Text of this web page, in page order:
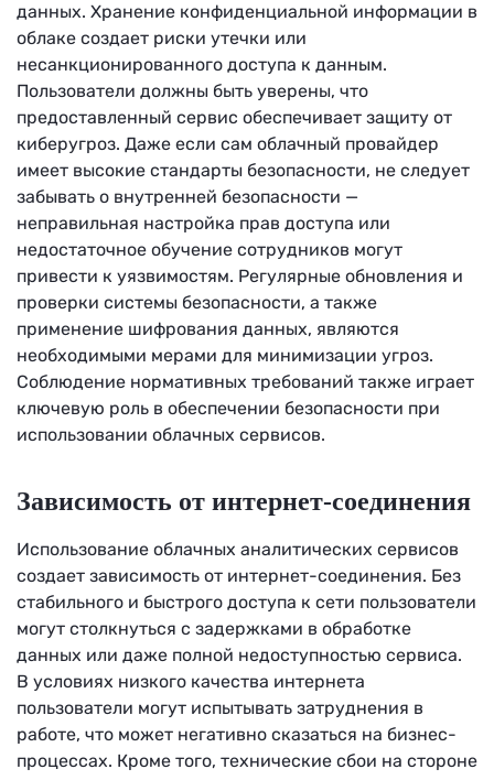
данных. Хранение конфиденциальной информации в
облаке создает риски утечки или
несанкционированного доступа к данным.
Пользователи должны быть уверены, что
предоставленный сервис обеспечивает защиту от
киберугроз. Даже если сам облачный провайдер
имеет высокие стандарты безопасности, не следует
забывать о внутренней безопасности —
неправильная настройка прав доступа или
недостаточное обучение сотрудников могут
привести к уязвимостям. Регулярные обновления и
проверки системы безопасности, а также
применение шифрования данных, являются
необходимыми мерами для минимизации угроз.
Соблюдение нормативных требований также играет
ключевую роль в обеспечении безопасности при
использовании облачных сервисов.
Зависимость от интернет-соединения
Использование облачных аналитических сервисов
создает зависимость от интернет-соединения. Без
стабильного и быстрого доступа к сети пользователи
могут столкнуться с задержками в обработке
данных или даже полной недоступностью сервиса.
В условиях низкого качества интернета
пользователи могут испытывать затруднения в
работе, что может негативно сказаться на бизнес-
процессах. Кроме того, технические сбои на стороне